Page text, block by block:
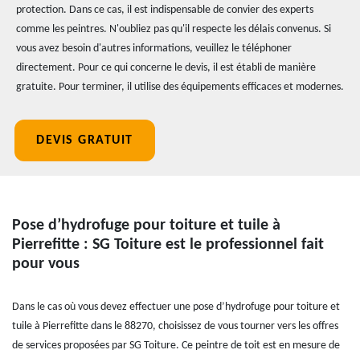
protection. Dans ce cas, il est indispensable de convier des experts
comme les peintres. N'oubliez pas qu'il respecte les délais convenus. Si
vous avez besoin d'autres informations, veuillez le téléphoner
directement. Pour ce qui concerne le devis, il est établi de manière
gratuite. Pour terminer, il utilise des équipements efficaces et modernes.
DEVIS GRATUIT
Pose d’hydrofuge pour toiture et tuile à
Pierrefitte : SG Toiture est le professionnel fait
pour vous
Dans le cas où vous devez effectuer une pose d’hydrofuge pour toiture et
tuile à Pierrefitte dans le 88270, choisissez de vous tourner vers les offres
de services proposées par SG Toiture. Ce peintre de toit est en mesure de